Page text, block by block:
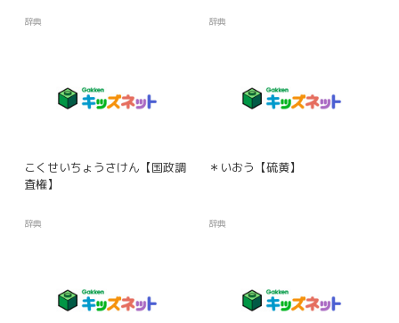
辞典 辞典
こくせいちょうさけん【国政調
査権】
辞典
＊いおう【硫黄】
辞典